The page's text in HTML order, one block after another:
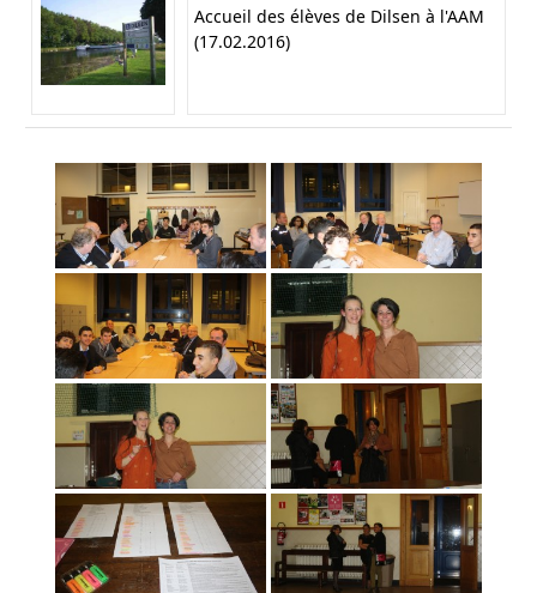
Accueil des élèves de Dilsen à l'AAM
(17.02.2016)